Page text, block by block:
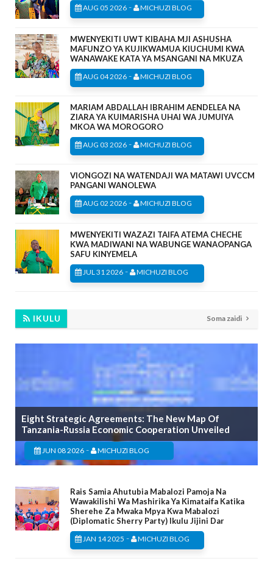
AUG 05 2026 - MICHUZI BLOG
MWENYEKITI UWT KIBAHA MJI ASHUSHA
MAFUNZO YA KUJIKWAMUA KIUCHUMI KWA
WANAWAKE KATA YA MSANGANI NA MKUZA
AUG 04 2026 - MICHUZI BLOG
MARIAM ABDALLAH IBRAHIM AENDELEA NA
ZIARA YA KUIMARISHA UHAI WA JUMUIYA
MKOA WA MOROGORO
AUG 03 2026 - MICHUZI BLOG
VIONGOZI NA WATENDAJI WA MATAWI UVCCM
PANGANI WANOLEWA
AUG 02 2026 - MICHUZI BLOG
MWENYEKITI WAZAZI TAIFA ATEMA CHECHE
KWA MADIWANI NA WABUNGE WANAOPANGA
SAFU KINYEMELA
JUL 31 2026 - MICHUZI BLOG
IKULU Soma zaidi
Eight Strategic Agreements: The New Map Of
Tanzania-Russia Economic Cooperation Unveiled
JUN 08 2026 - MICHUZI BLOG
Rais Samia Ahutubia Mabalozi Pamoja Na
Wawakilishi Wa Mashirika Ya Kimataifa Katika
Sherehe Za Mwaka Mpya Kwa Mabalozi
(Diplomatic Sherry Party) Ikulu Jijini Dar
JAN 14 2025 - MICHUZI BLOG